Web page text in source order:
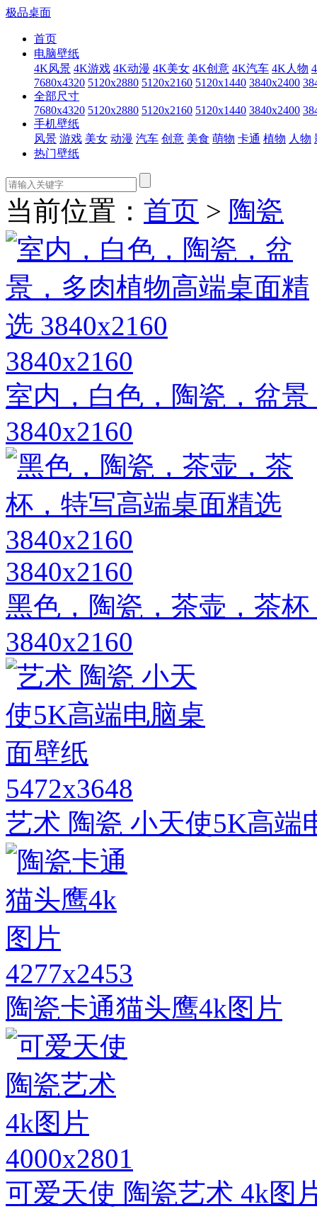
极品桌面
首页
电脑壁纸
4K风景 4K游戏 4K动漫 4K美女 4K创意 4K汽车 4K人物
7680x4320 5120x2880 5120x2160 5120x1440 3840x2400
全部尺寸
7680x4320 5120x2880 5120x2160 5120x1440 3840x2400
手机壁纸
风景 游戏 美女 动漫 汽车 创意 美食 萌物 卡通 植物 人物
热门壁纸
当前位置： 首页 > 陶瓷
3840x2160
室内，白色，陶瓷，盆
3840x2160
3840x2160
黑色，陶瓷，茶壶，茶
3840x2160
5472x3648
艺术 陶瓷 小天使5K高端
4277x2453
陶瓷卡通猫头鹰4k图片
4000x2801
可爱天使 陶瓷艺术 4k图